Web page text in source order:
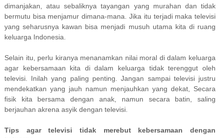
dimanjakan, atau sebaliknya tayangan yang murahan dan tidak
bermutu bisa menjamur dimana-mana. Jika itu terjadi maka televisi
yang seharusnya kawan bisa menjadi musuh utama kita di ruang
keluarga Indonesia.
Selain itu, perlu kiranya menanamkan nilai moral di dalam keluarga
agar kebersamaan kita di dalam keluarga tidak terenggut oleh
televisi. Inilah yang paling penting. Jangan sampai televisi justru
mendekatkan yang jauh namun menjauhkan yang dekat, Secara
fisik kita bersama dengan anak, namun secara batin, saling
berjauhan akrena asyik dengan televisi.
Tips agar televisi tidak merebut kebersamaan dengan